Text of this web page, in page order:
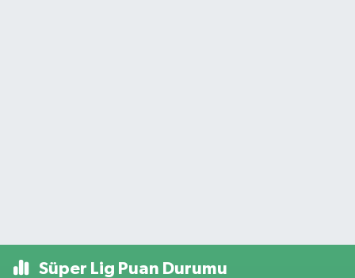
Süper Lig Puan Durumu